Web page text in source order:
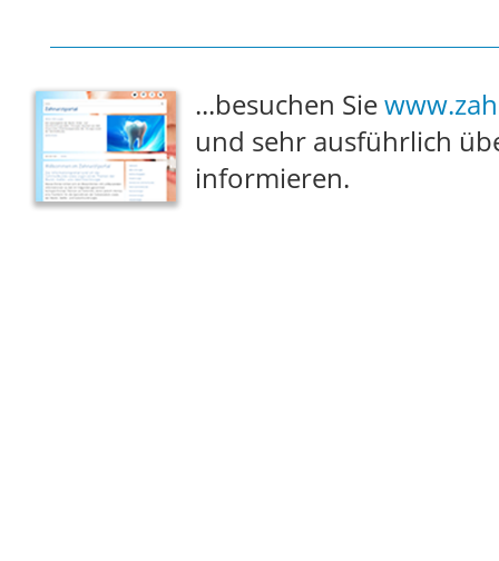
...besuchen Sie
und sehr ausführlich
informieren.